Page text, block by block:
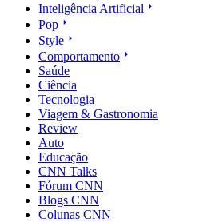
Inteligência Artificial
Pop
Style
Comportamento
Saúde
Ciência
Tecnologia
Viagem & Gastronomia
Review
Auto
Educação
CNN Talks
Fórum CNN
Blogs CNN
Colunas CNN